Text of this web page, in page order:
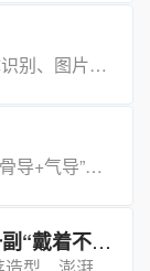
r1的9种功能，包括AI搜索、物体识别、图片生成、多语言翻译、语音笔记、录音总结、播放音乐、点餐和打车等。
科大讯飞AI翻译耳机是全球首款“骨导+气导”开放式AI翻译耳机，集实时翻译、智能降噪与声音复刻于一体，让跨语言沟通如母语般自然。
华为FreeClip 2耳夹耳机：一副“戴着不摘”的开放式AI耳机